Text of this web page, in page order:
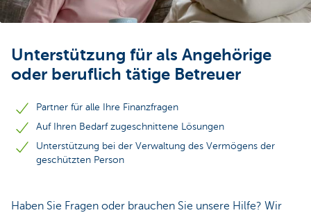
Unterstützung für als Angehörige
oder beruflich tätige Betreuer
Partner für alle Ihre Finanzfragen
Auf Ihren Bedarf zugeschnittene Lösungen
Unterstützung bei der Verwaltung des Vermögens der
geschützten Person
Haben Sie Fragen oder brauchen Sie unsere Hilfe? Wir